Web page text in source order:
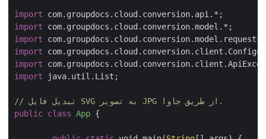
import
import
import
import
import
import java.util.List;
public class App